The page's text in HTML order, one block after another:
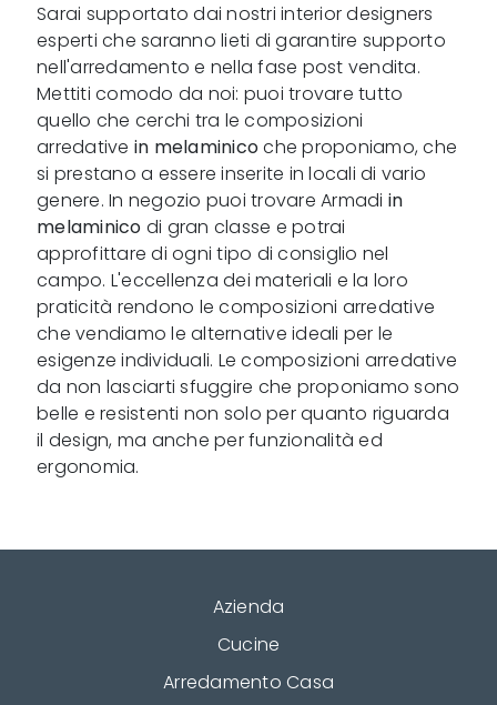
Sarai supportato dai nostri interior designers
esperti che saranno lieti di garantire supporto
nell'arredamento e nella fase post vendita.
Mettiti comodo da noi: puoi trovare tutto
quello che cerchi tra le composizioni
arredative in melaminicoche proponiamo, che
si prestano a essere inserite in locali di vario
genere. In negozio puoi trovare Armadi in
melaminico di gran classe e potrai
approfittare di ogni tipo di consiglio nel
campo. L'eccellenza dei materiali e la loro
praticità rendono le composizioni arredative
che vendiamo le alternative ideali per le
esigenze individuali. Le composizioni arredative
da non lasciarti sfuggire che proponiamo sono
belle e resistenti non solo per quanto riguarda
il design, ma anche per funzionalità ed
ergonomia.
Azienda
Cucine
Arredamento Casa